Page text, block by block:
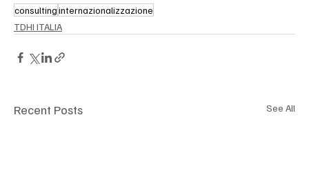
consultinginternazionalizzazione
TDHI ITALIA
Recent Posts See All